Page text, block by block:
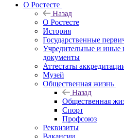
О Ростесте
Назад
О Ростесте
История
Государственные
Учредительные и иные
документы
Аттестаты
Музей
Общественная жизнь
Назад
Общественная
Спорт
Профсоюз
Реквизиты
Вакансии